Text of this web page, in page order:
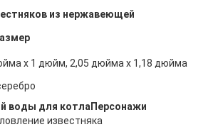
из нержавеющей
х 1 дюйм, 2,05 дюйма х 1,18 дюйма
воды для котла Персонажи
известняка